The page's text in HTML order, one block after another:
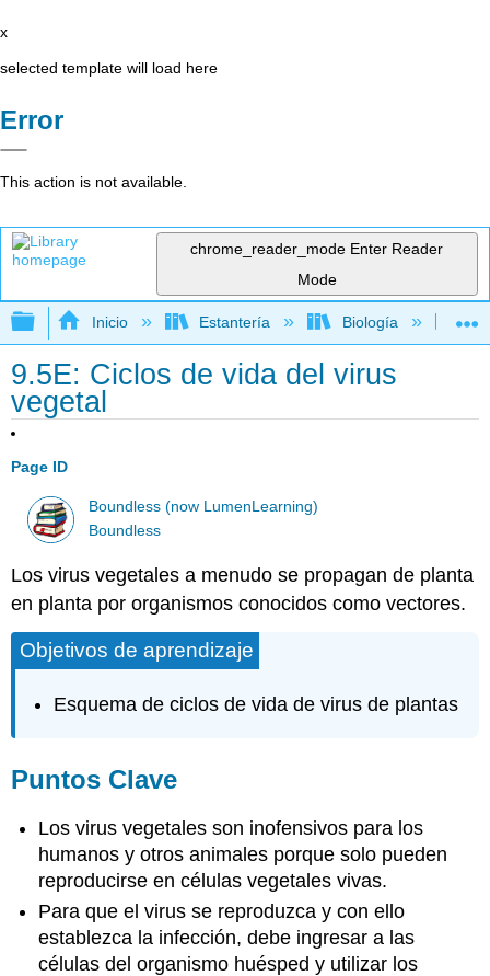
x
selected template will load here
Error
This action is not available.
chrome_reader_mode Enter Reader
Mode
Expandir/contraer jerarquía global
Inicio Estantería Biología
9.5E: Ciclos de vida del virus
vegetal
Page ID
Boundless (now LumenLearning)
Boundless
Los virus vegetales a menudo se propagan de planta
en planta por organismos conocidos como vectores.
Objetivos de aprendizaje
Esquema de ciclos de vida de virus de plantas
Puntos Clave
Los virus vegetales son inofensivos para los
humanos y otros animales porque solo pueden
reproducirse en células vegetales vivas.
Para que el virus se reproduzca y con ello
establezca la infección, debe ingresar a las
células del organismo huésped y utilizar los